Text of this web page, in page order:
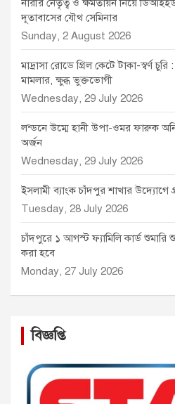
নারীর নেতৃত্ব ও ক্ষমতায়ন নিয়ে
দূতাবাসের যৌথ সেমিনার
Sunday, 2 August 2026
মাদ্রাসা রোডে গ্রিল কেটে টাকা-স্বর্ণ
মামলার, ক্ষুব্ধ ভুক্তভোগী
Wednesday, 29 July 2026
লন্ডনে উম্মে হানী উপা-ওমর ফারুক
অর্জন
Wednesday, 29 July 2026
ইসলামী ব্যাংক চাঁদপুর শাখার উদ্যোগে
Tuesday, 28 July 2026
চাঁদপুরে ১ আগস্ট ফ্যামিলি কার্ড
করা হবে
Monday, 27 July 2026
বিজ্ঞপ্তি